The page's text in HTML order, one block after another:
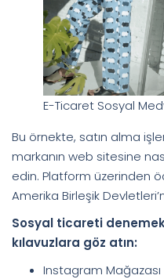
E-Ticaret Sosyal
Bu örnekte, satın alma
markanın web sitesine
edin. Platform üzerinden
Amerika Birleşik
Sosyal ticareti
kılavuzlara göz atın:
Instagram Mağazası